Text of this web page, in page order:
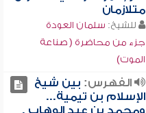
متلازمان
للشيخ: سلمان العودة
جزء من محاضرة ( صناعة
الموت)
الفهرس: بين شيخ
الإسلام بن تيمية...
ومحمد بن عبد الوهاب ,